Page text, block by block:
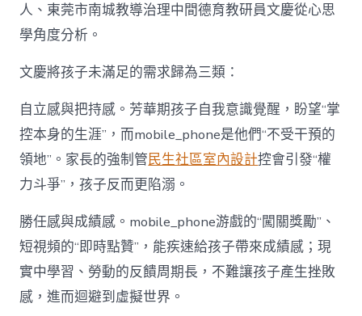
人、東莞市南城教導治理中間德育教研員文慶從心思
學角度分析。
文慶將孩子未滿足的需求歸為三類：
自立感與把持感。芳華期孩子自我意識覺醒，盼望“掌
控本身的生涯”，而mobile_phone是他們“不受干預的
領地”。家長的強制管民生社區室內設計控會引發“權
力斗爭”，孩子反而更陷溺。
勝任感與成績感。mobile_phone游戲的“闖關獎勵”、
短視頻的“即時點贊”，能疾速給孩子帶來成績感；現
實中學習、勞動的反饋周期長，不難讓孩子產生挫敗
感，進而迴避到虛擬世界。